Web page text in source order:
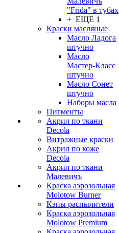
"Frida" в тубах
+ ЕЩЕ 1
Краски масляные
Масло Ладога
штучно
Масло
Мастер-Класс
штучно
Масло Сонет
штучно
Наборы масла
Пигменты
Акрил по ткани
Decola
Витражные краски
Акрил по коже
Decola
Акрил по ткани
Малевичъ
Краска аэрозольная
Molotow Burner
Кэпы распылители
Краска аэрозольная
Molotow Premium